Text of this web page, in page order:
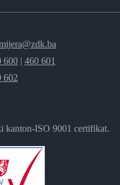
600 | 460 601
602
kanton-ISO 9001 certifikat.